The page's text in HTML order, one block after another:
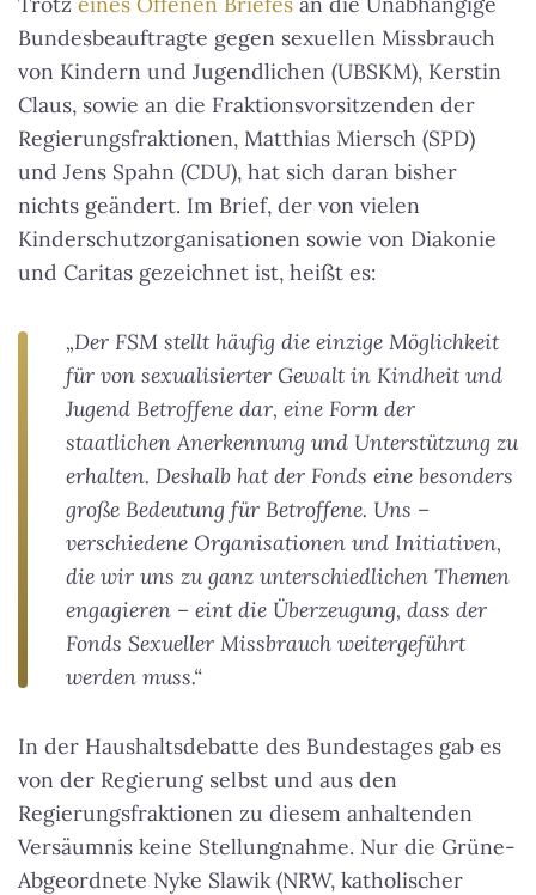
Bundesbeauftragte gegen sexuellen Missbrauch
von Kindern und Jugendlichen (UBSKM), Kerstin
Claus, sowie an die Fraktionsvorsitzenden der
Regierungsfraktionen, Matthias Miersch (SPD)
und Jens Spahn (CDU), hat sich daran bisher
nichts geändert. Im Brief, der von vielen
Kinderschutzorganisationen sowie von Diakonie
und Caritas gezeichnet ist, heißt es:
„Der FSM stellt häufig die einzige Möglichkeit
für von sexualisierter Gewalt in Kindheit und
Jugend Betroffene dar, eine Form der
staatlichen Anerkennung und Unterstützung zu
erhalten. Deshalb hat der Fonds eine besonders
große Bedeutung für Betroffene. Uns –
verschiedene Organisationen und Initiativen,
die wir uns zu ganz unterschiedlichen Themen
engagieren – eint die Überzeugung, dass der
Fonds Sexueller Missbrauch weitergeführt
werden muss.“
In der Haushaltsdebatte des Bundestages gab es
von der Regierung selbst und aus den
Regierungsfraktionen zu diesem anhaltenden
Versäumnis keine Stellungnahme. Nur die Grüne-
Abgeordnete Nyke Slawik (NRW, katholischer